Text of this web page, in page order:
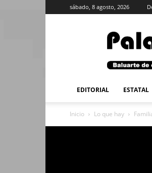
sábado, 8 agosto, 2026
EDITORIAL ESTATAL
Inicio Lo que hay